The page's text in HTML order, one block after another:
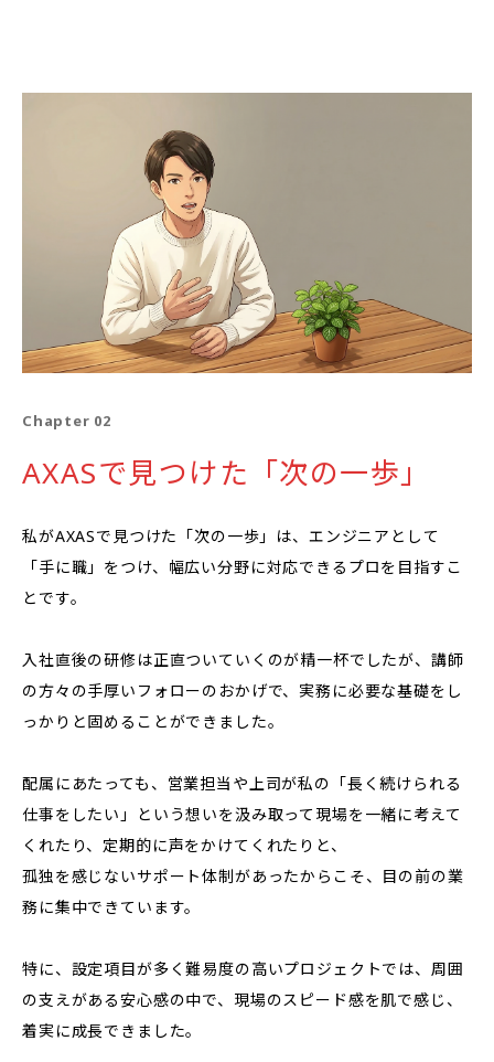
Chapter 02
AXASで見つけた「次の一歩」
私がAXASで見つけた「次の一歩」は、エンジニアとして
「手に職」をつけ、幅広い分野に対応できるプロを目指すこ
とです。
入社直後の研修は正直ついていくのが精一杯でしたが、講師
の方々の手厚いフォローのおかげで、実務に必要な基礎をし
っかりと固めることができました。
配属にあたっても、営業担当や上司が私の「長く続けられる
仕事をしたい」という想いを汲み取って現場を一緒に考えて
くれたり、定期的に声をかけてくれたりと、
孤独を感じないサポート体制があったからこそ、目の前の業
務に集中できています。
特に、設定項目が多く難易度の高いプロジェクトでは、周囲
の支えがある安心感の中で、現場のスピード感を肌で感じ、
着実に成長できました。